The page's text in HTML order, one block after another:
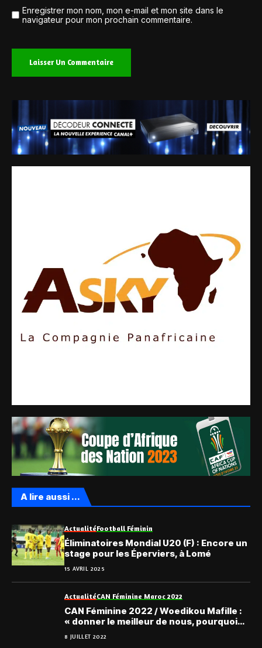
Enregistrer mon nom, mon e-mail et mon site dans le
navigateur pour mon prochain commentaire.
A lire aussi ...
ActualitéFootball Féminin
Éliminatoires Mondial U20 (F) : Encore un
stage pour les Éperviers, à Lomé
15 AVRIL 2025
ActualitéCAN Féminine Maroc 2022
CAN Féminine 2022 / Woedikou Mafille :
« donner le meilleur de nous, pourquoi
pas… »
8 JUILLET 2022